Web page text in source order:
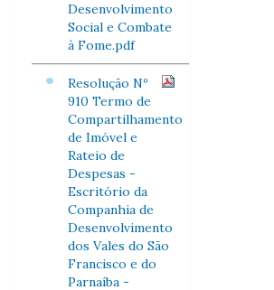
Desenvolvimento
Social e Combate
à Fome.pdf
Resolução Nº
910 Termo de
Compartilhamento
de Imóvel e
Rateio de
Despesas -
Escritório da
Companhia de
Desenvolvimento
dos Vales do São
Francisco e do
Parnaíba -